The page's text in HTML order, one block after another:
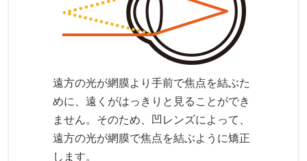
遠方の光が網膜より手前で焦点を結ぶた
めに、遠くがはっきりと見ることができ
ません。そのため、凹レンズによって、
遠方の光が網膜で焦点を結ぶように矯正
します。